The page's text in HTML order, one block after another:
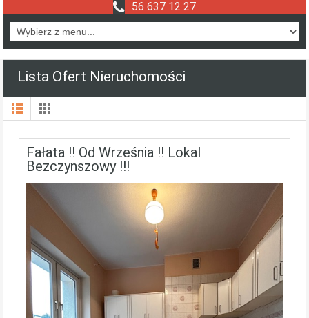
56 637 12 27
Lista Ofert Nieruchomości
Fałata !! Od Września !! Lokal
Bezczynszowy !!!